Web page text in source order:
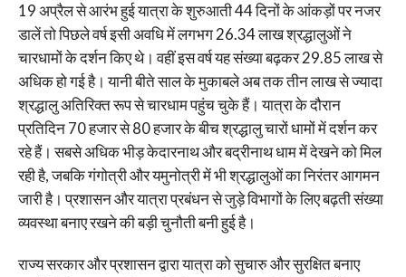
19 अप्रैल से आरंभ हुई यात्रा के शुरुआती 44 दिनों के आंकड़ों पर नजर
डालें तो पिछले वर्ष इसी अवधि में लगभग 26.34 लाख श्रद्धालुओं ने
चारधामों के दर्शन किए थे। वहीं इस वर्ष यह संख्या बढ़कर 29.85 लाख से
अधिक हो गई है। यानी बीते साल के मुकाबले अब तक तीन लाख से ज्यादा
श्रद्धालु अतिरिक्त रूप से चारधाम पहुंच चुके हैं। यात्रा के दौरान
प्रतिदिन 70 हजार से 80 हजार के बीच श्रद्धालु चारों धामों में दर्शन कर
रहे हैं। सबसे अधिक भीड़ केदारनाथ और बद्रीनाथ धाम में देखने को मिल
रही है, जबकि गंगोत्री और यमुनोत्री में भी श्रद्धालुओं का निरंतर आगमन
जारी है। प्रशासन और यात्रा प्रबंधन से जुड़े विभागों के लिए बढ़ती संख्या
व्यवस्था बनाए रखने की बड़ी चुनौती बनी हुई है।
राज्य सरकार और प्रशासन द्वारा यात्रा को सुचारु और सुरक्षित बनाए